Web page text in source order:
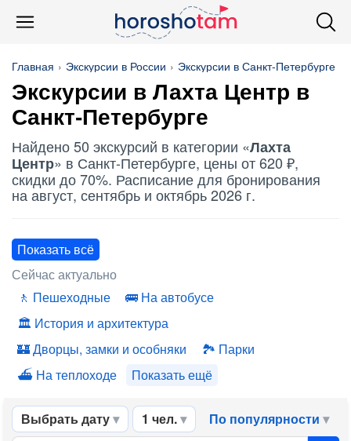
Главная Экскурсии в России Экскурсии в Санкт-Петербурге
Экскурсии в Лахта Центр в
Санкт-Петербурге
Найдено 50 экскурсий в категории «Лахта
Центр» в Санкт-Петербурге, цены от 620 ₽,
скидки до 70%. Расписание для бронирования
на август, сентябрь и октябрь 2026 г.
Показать всё
Сейчас актуально
Пешеходные
На автобусе
История и архитектура
Дворцы, замки и особняки
Парки
На теплоходе
Показать ещё
Выбрать дату 1 чел. По популярности